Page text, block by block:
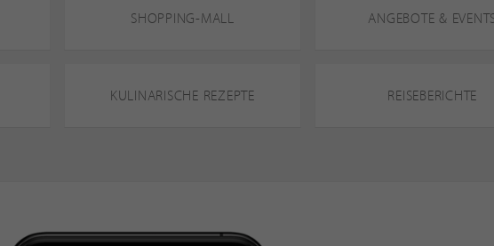
SHOPPING-MALL ANGEBOTE &
KULINARISCHE REZEPTE REISEBERICHTE